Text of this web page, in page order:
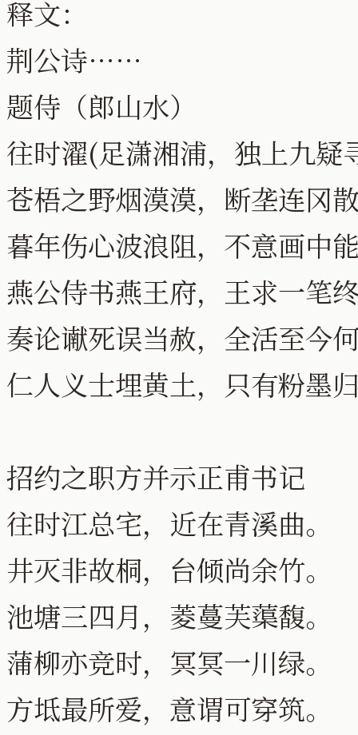
释文：
荆公诗……
题侍（郎山水）
往时濯(足潇湘浦，独上九疑
苍梧之野烟漠漠，断垄连冈
暮年伤心波浪阻，不意画中
燕公侍书燕王府，王求一笔
奏论谳死误当赦，全活至今
仁人义士埋黄土，只有粉墨
招约之职方并示正甫书记
往时江总宅，近在青溪曲。
井灭非故桐，台倾尚余竹。
池塘三四月，菱蔓芙蕖馥。
蒲柳亦竞时，冥冥一川绿。
方坻最所爱，意谓可穿筑。